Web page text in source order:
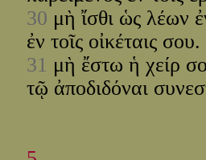
30 μὴ ἴσθι ὡς λέων
ἐν τοῖς οἰκέταις σου.
31 μὴ ἔστω ἡ χείρ
τῷ ἀποδιδόναι